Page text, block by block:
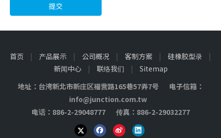
提交
首页 | 产品展示 | 公司概况 | 客制方案 | 硅橡胶型录
|
新闻中心
| 联络我们 |
Sitemap
地址：台湾新北市新庄区福营路165巷57弄7号 电子信箱：
info@junction.com.tw
电话：886-2-29048777 传真：886-2-29032277